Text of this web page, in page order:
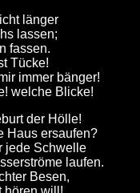
länger
lassen;
fassen.
Tücke!
immer bänger!
welche Blicke!
der Hölle!
Haus ersaufen?
jede Schwelle
laufen.
Besen,